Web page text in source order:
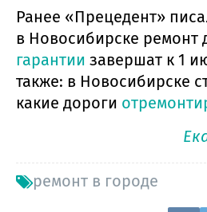
Ранее «Прецедент»
в Новосибирске ремонт
гарантии завершат к 1
также: в Новосибирске
какие дороги
ремонт в городе